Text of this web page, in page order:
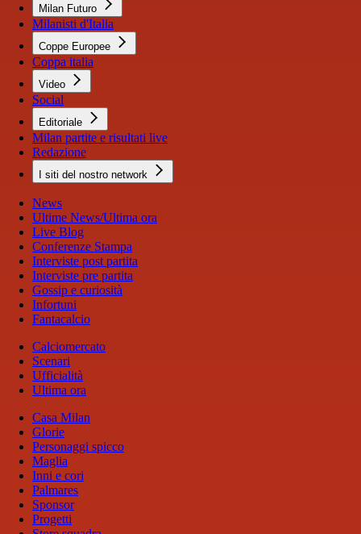
Milan Futuro
Milanisti d'Italia
Coppe Europee
Coppa italia
Video
Social
Editoriale
Milan partite e risultati live
Redazione
I siti del nostro network
News
Ultime News/Ultima ora
Live Blog
Conferenze Stampa
Interviste post partita
Interviste pre partita
Gossip e curiosità
Infortuni
Fantacalcio
Calciomercato
Scenari
Ufficialità
Ultima ora
Casa Milan
Glorie
Personaggi spicco
Maglia
Inni e cori
Palmares
Sponsor
Progetti